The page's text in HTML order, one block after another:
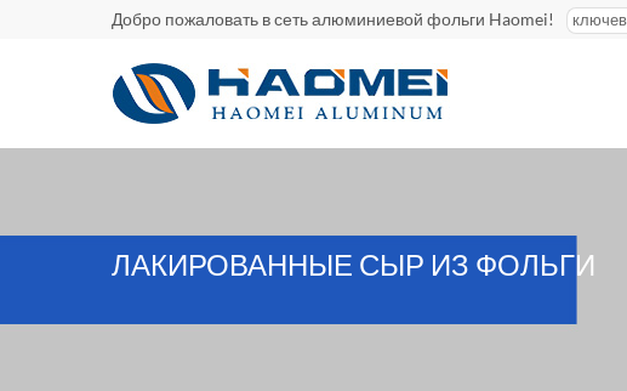
Добро пожаловать в сеть алюминиевой фольги Haomei!
ЛАКИРОВАННЫЕ СЫР ИЗ ФОЛЬГИ